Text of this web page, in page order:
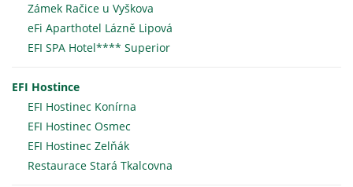
Zámek Račice u Vyškova
eFi Aparthotel Lázně Lipová
EFI SPA Hotel**** Superior
EFI Hostince
EFI Hostinec Konírna
EFI Hostinec Osmec
EFI Hostinec Zelňák
Restaurace Stará Tkalcovna